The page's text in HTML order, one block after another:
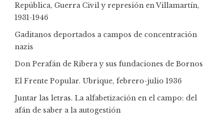
República, Guerra Civil y represión en Villamartín,
1931-1946
Gaditanos deportados a campos de concentración
nazis
Don Perafán de Ribera y sus fundaciones de Bornos
El Frente Popular. Ubrique, febrero-julio 1936
Juntar las letras. La alfabetización en el campo: del
afán de saber a la autogestión